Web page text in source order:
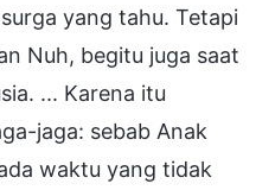
yang tahu. Tetapi
Nuh, begitu juga saat
... Karena itu
jaga: sebab Anak
waktu yang tidak